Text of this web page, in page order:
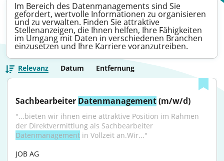
Im Bereich des Datenmanagements sind Sie
gefordert, wertvolle Informationen zu organisieren
und zu verwalten. Finden Sie attraktive
Stellenanzeigen, die Ihnen helfen, Ihre Fähigkeiten
im Umgang mit Daten in verschiedenen Branchen
einzusetzen und Ihre Karriere voranzutreiben.
Relevanz Datum Entfernung
Sachbearbeiter Datenmanagement (m/w/d)
"...bieten wir ihnen eine attraktive Position im Rahmen
Datenmanagement in Vollzeit an.Wir..."
JOB AG